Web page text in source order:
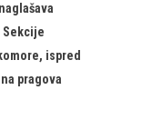
naglašava
ispred
pragova